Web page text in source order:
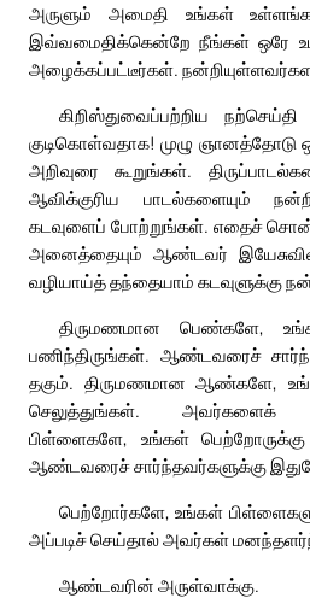
அருளும் அமைதி உங்கள்
இவ்வமைதிக்கென்றே நீங்கள் ஒரே
அழைக்கப்பட்டீர்கள்.
கிறிஸ்துவைப்பற்றிய
குடிகொள்வதாக! முழு ஞானத்தோடு
அறிவுரை கூறுங்கள்.
ஆவிக்குரிய பாடல்களையும்
கடவுளைப் போற்றுங்கள். எதைச்
அனைத்தையும் ஆண்டவர்
வழியாய்த் தந்தையாம் கடவுளுக்கு
திருமணமான பெண்களே,
பணிந்திருங்கள். ஆண்டவரைச்
தகும். திருமணமான ஆண்களே,
செலுத்துங்கள். அவர்களைக்
பிள்ளைகளே, உங்கள் பெற்றோருக்கு
ஆண்டவரைச் சார்ந்தவர்களுக்கு
பெற்றோர்களே, உங்கள்
அப்படிச் செய்தால் அவர்கள்
ஆண்டவரின் அருள்வாக்கு.